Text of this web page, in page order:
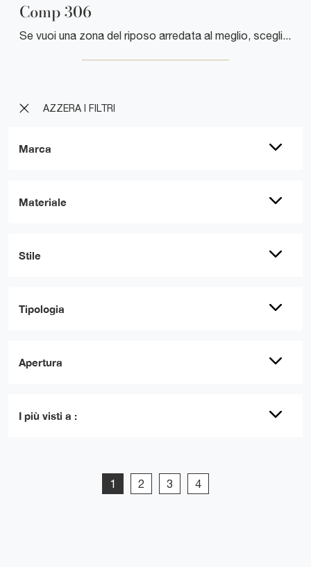
AZZERA I FILTRI
Marca
Materiale
Stile
Tipologia
Apertura
I più visti a :
Comp 306
Se vuoi una zona del riposo arredata al meglio, scegli l'armadio Comp 306 con ante scorrevoli di Mobilgam!
1 2 3 4